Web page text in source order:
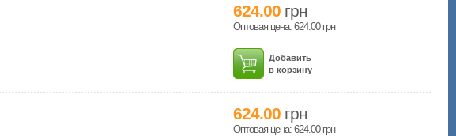
624.00 грн
Оптовая цена: 624.00 грн
Добавить
в корзину
624.00 грн
Оптовая цена: 624.00 грн